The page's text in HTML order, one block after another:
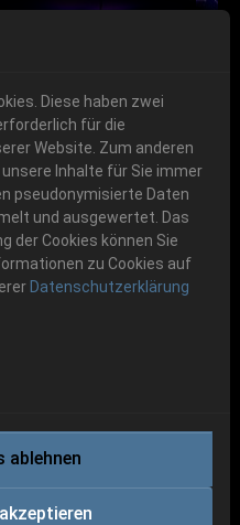
2026
Obermehler
Next
Diese haben zwei
für die
Website. Zum anderen
Inhalte für Sie immer
pseudonymisierte Daten
und ausgewertet. Das
der Cookies können Sie
zu Cookies auf
Datenschutzerklärung
ablehnen